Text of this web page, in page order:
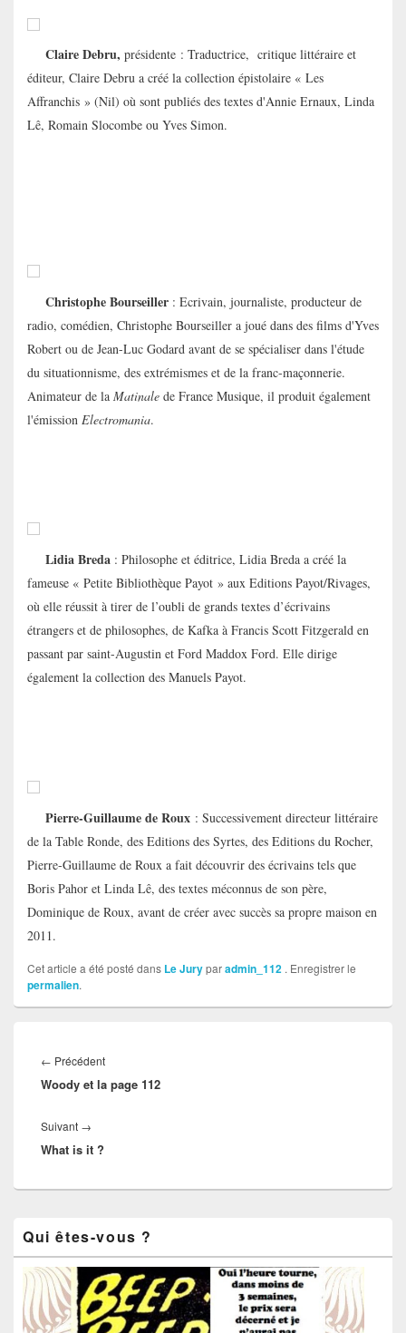
Claire Debru, présidente : Traductrice, critique littéraire et
éditeur, Claire Debru a créé la collection épistolaire « Les
Affranchis » (Nil) où sont publiés des textes d'Annie Ernaux, Linda
Lê, Romain Slocombe ou Yves Simon.
Christophe Bourseiller : Ecrivain, journaliste, producteur de
radio, comédien, Christophe Bourseiller a joué dans des films d'Yves
Robert ou de Jean-Luc Godard avant de se spécialiser dans l'étude
du situationnisme, des extrémismes et de la franc-maçonnerie.
Animateur de la Matinale de France Musique, il produit également
l'émission Electromania.
Lidia Breda : Philosophe et éditrice, Lidia Breda a créé la
fameuse « Petite Bibliothèque Payot » aux Editions Payot/Rivages,
où elle réussit à tirer de l’oubli de grands textes d’écrivains
étrangers et de philosophes, de Kafka à Francis Scott Fitzgerald en
passant par saint-Augustin et Ford Maddox Ford. Elle dirige
également la collection des Manuels Payot.
Pierre-Guillaume de Roux : Successivement directeur littéraire
de la Table Ronde, des Editions des Syrtes, des Editions du Rocher,
Pierre-Guillaume de Roux a fait découvrir des écrivains tels que
Boris Pahor et Linda Lê, des textes méconnus de son père,
Dominique de Roux, avant de créer avec succès sa propre maison en
2011.
Cet article a été posté dans Le Juryparadmin_112 . Enregistrer le
permalien.
de
l’article
← Précédent
précédent :
Woody et la page 112
Suivant →
suivant :
What is it ?
principale
de
widget
pour
barre
Qui êtes-vous ?